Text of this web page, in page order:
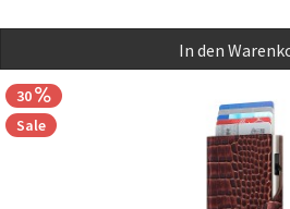
In den
30
Sale